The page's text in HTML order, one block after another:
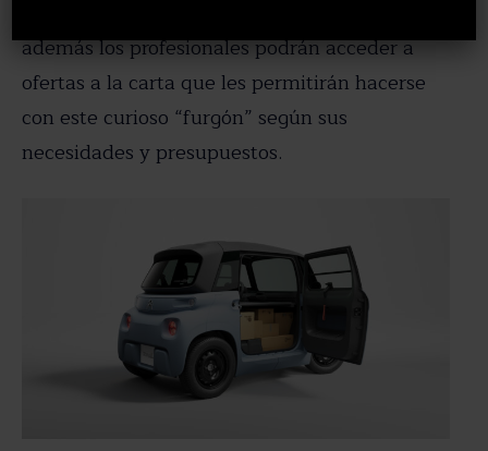
además los profesionales podrán acceder a
ofertas a la carta que les permitirán hacerse
con este curioso “furgón” según sus
necesidades y presupuestos.